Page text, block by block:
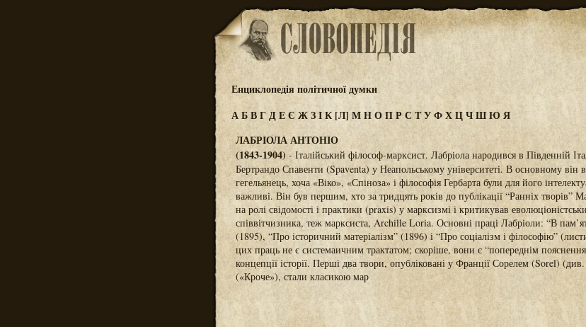
Енциклопедія політичної думки
АБВГДЕЄЖЗІК [Л] МНОПРСТУФХЦЧШЮ Я
ЛАБРІОЛА АНТОНІО
(1843-1904) - Італійський філософ-марксист. Лабріола народився в Південній
Бертрандо Спавенти (Spaventa) у Неапольському університеті. В основному
гегельянець, хоча «Віко», «Спіноза» і філософія Гербарта були для його
важливі. Він був першим, хто за тридцять років до публікації “Ранніх творів”
на ролі свідомості і практики (praxis) у марксизмі і критикував
співвітчизника, теж марксиста, Archille Loria. Основні праці Лабріоли: “В
(1895), “Про історичний матеріалізм” (1896) і “Про соціалізм і філософію”
цих праць не є системаичним трактатом; скоріше, вони є “попереднім
концепції історії. Перші два твори, опубліковані у Франції Сорелем (Sorel) (див.
(«Кроче»), стали класикою мар